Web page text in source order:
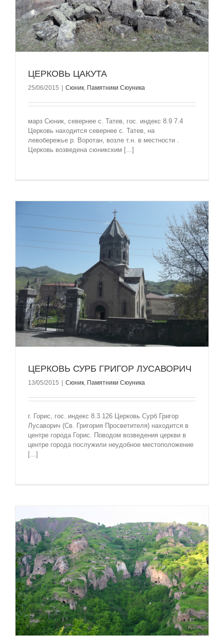
ЦЕРКОВЬ ЦАКУТА
25/06/2015 Сюник, Памятники Сюуника
марз Сюник, севернее с. Татев, гос. индекс 8.9 7.4
Церковь находится севернее с. Татев, на
левобережье р. Воротан, возле т.н. в местности .
Церковь возведена сюникским [...]
ЦЕРКОВЬ СУРБ ГРИГОР ЛУСАВОРИЧ
13/05/2015 Сюник, Памятники Сюуника
г. Горис, гос. индекс 8.3.126 Церковь Сурб Григор
Лусаворич (Св. Григория Просветителя) находится в
центре города Горис. Поводом возведения церкви в
центре города послужили неудобное местоположение
[...]